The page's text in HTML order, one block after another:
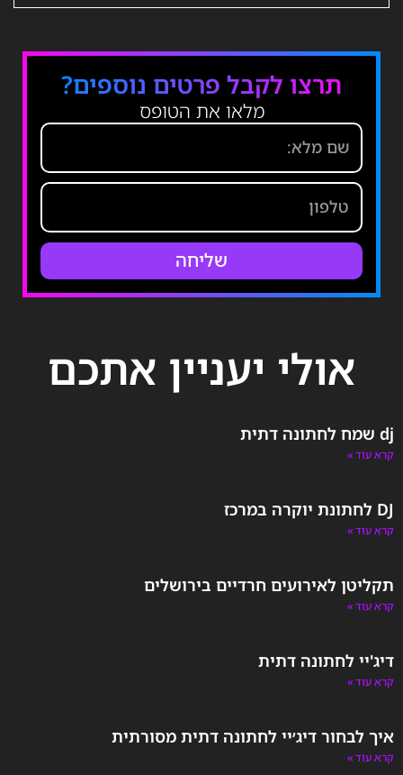
תרצו לקבל פרטים נוספים?
מלאו את הטופס
שליחה
אולי יעניין אתכם
dj שמח לחתונה דתית
קרא עוד »
DJ לחתונת יוקרה במרכז
קרא עוד »
תקליטן לאירועים חרדיים בירושלים
קרא עוד »
דיג'יי לחתונה דתית
קרא עוד »
איך לבחור דיג׳יי לחתונה דתית מסורתית
קרא עוד »